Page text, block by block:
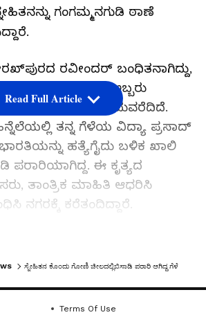
ಗಂಗಮ್ಮನಗುಡಿ ಠಾಣೆ
ರವೀಂದರ್‌ ಬಂಧಿತನಾಗಿದ್ದು,
ಇನ್ನೂ ಇಬ್ಬರು
ತನಿಖೆ ಮುಂದುವರೆದಿದೆ.
ತನ್ನ ಗೆಳೆಯ ವಿದ್ಯಾ ಪ್ರಸಾದ್‌
ಹತ್ಯೆಗೈದು ಬಳಿಕ ಖಾಲಿ
ಪರಾರಿಯಾಗಿದ್ದ. ಈ ಕೃತ್ಯದ
ತಾಂತ್ರಿಕ ಮಾಹಿತಿ ಆಧರಿಸಿ
ನಗರಕ್ಕೆ ಕರೆತಂದಿದ್ದಾರೆ.
Read Full Article
Terms Of Use